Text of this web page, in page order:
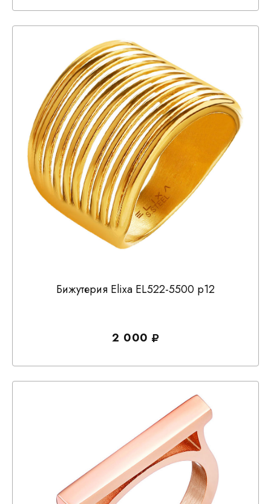
Бижутерия Elixa EL522-5500 р12
2 000